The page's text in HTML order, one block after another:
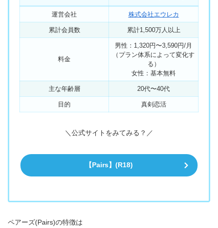
運営会社 株式会社エウレカ
累計会員数 累計1,500万人以上
料金
男性：1,320円〜3,590円/月
（プラン体系によって変化す
る）
女性：基本無料
主な年齢層 20代〜40代
目的 真剣恋活
＼公式サイトをみてみる？／
【Pairs】(R18)
ペアーズ(Pairs)の特徴は